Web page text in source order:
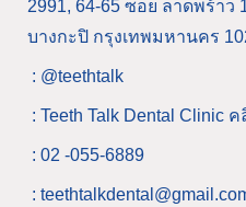
2991, 64-65 ซอย ลาดพร้าว
บางกะปิ กรุงเทพมหานคร
: @teethtalk
: Teeth Talk Dental
: 02 -055-6889
: